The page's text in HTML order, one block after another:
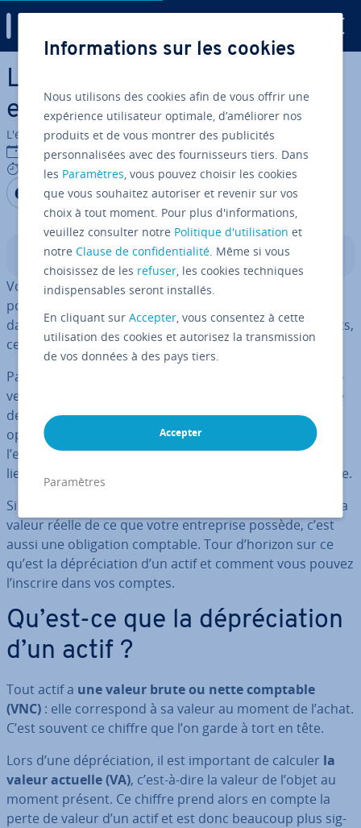
Aller au contenu principal
La dé­pré­cia­tion d’actifs : un
enjeu crucial
L'équipe édi­to­riale IONOS
12/09/2023
5 mins
Partager sur Facebook
Partager sur Twitter
Partager sur LinkedIn
Sommaire
Vous possédez un bien d’une certaine valeur, et
pourtant, il ne vaudra peut-être pas le même montant
dans 5 ans. Pour les en­tre­prises aux stocks con­sé­quents,
cela peut re­pré­sen­ter un enjeu capital.
Par con­sé­quent, pour avoir une vision juste de votre in­
ven­taire ou de l’ensemble de vos actifs, il est né­ces­saire
de prendre en compteleur moins-value. Cette
opération est faite une fois par an, lors de la clôture de
l’exercice : on parle alors de dé­pré­cia­tion. Un état des
lieux est effectué et chaque dé­pré­cia­tion est en­re­gis­trée.
Si cette opération peut sembler utile pour dé­ter­mi­ner la
valeur réelle de ce que votre en­tre­prise possède, c’est
aussi une obli­ga­tion comptable. Tour d’horizon sur ce
qu’est la dé­pré­cia­tion d’un actif et comment vous pouvez
l’inscrire dans vos comptes.
Qu’est-ce que la dé­pré­cia­tion
d’un actif ?
Tout actif a une valeur brute ou nette comptable
(VNC) : elle cor­res­pond à sa valeur au moment de l’achat.
C’est souvent ce chiffre que l’on garde à tort en tête.
Lors d’une dé­pré­cia­tion, il est important de calculer la
valeur actuelle (VA), c’est-à-dire la valeur de l’objet au
moment présent. Ce chiffre prend alors en compte la
perte de valeur d’un actif et est donc beaucoup plus sig­
Informations sur les cookies
Nous utilisons des cookies afin de vous offrir une
expérience utilisateur optimale, d’améliorer nos
produits et de vous montrer des publicités
personnalisées avec des fournisseurs tiers. Dans
les Paramètres, vous pouvez choisir les cookies
que vous souhaitez autoriser et revenir sur vos
choix à tout moment. Pour plus d'informations,
veuillez consulter notre Politique d'utilisation et
notreClause de confidentialité. Même si vous
choisissez de les refuser, les cookies techniques
indispensables seront installés.
En cliquant surAccepter, vous consentez à cette
utilisation des cookies et autorisez la transmission
de vos données à des pays tiers.
Accepter
Paramètres